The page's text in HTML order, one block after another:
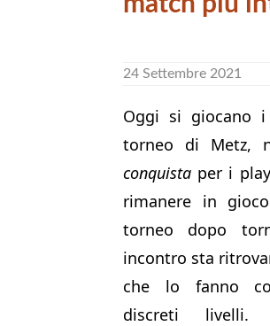
24 Settembre 2021
Oggi si giocano
torneo di Metz,
conquista per i
rimanere in
torneo dopo
incontro sta
che lo fanno
discreti